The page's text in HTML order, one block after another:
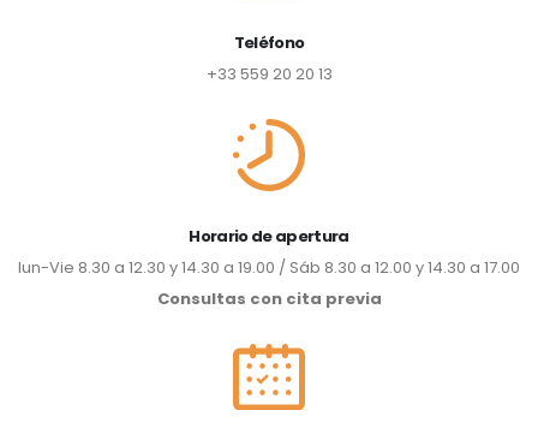
Teléfono
+33 559 20 20 13
Horario de apertura
lun-Vie 8.30 a 12.30 y 14.30 a 19.00 / Sáb 8.30 a 12.00 y 14.30 a 17.00
Consultas con cita previa